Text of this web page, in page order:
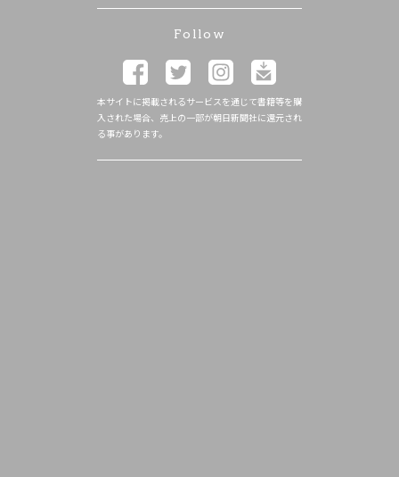
Follow
本サイトに掲載されるサービスを通じて書籍等を購
入された場合、売上の一部が朝日新聞社に還元され
る事があります。